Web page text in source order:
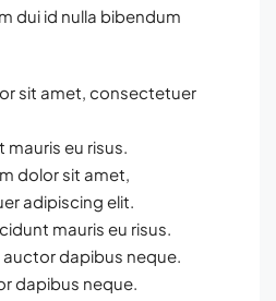
dui id nulla bibendum
sit amet, consectetuer
eu risus.
dolor sit amet,
adipiscing elit.
mauris eu risus.
dapibus neque.
dapibus neque.